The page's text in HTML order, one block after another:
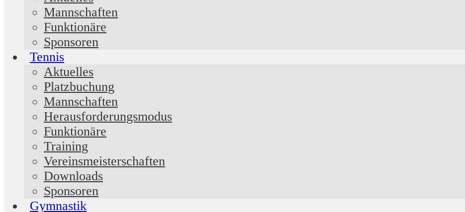
Mannschaften
Funktionäre
Sponsoren
Tennis
Aktuelles
Platzbuchung
Mannschaften
Herausforderungsmodus
Funktionäre
Training
Vereinsmeisterschaften
Downloads
Sponsoren
Gymnastik